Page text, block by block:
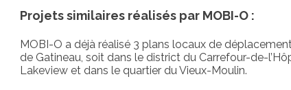
Projets similaires réalisés par MOBI-O :
MOBI-O a déjà réalisé 3 plans locaux de
de Gatineau, soit dans le district du Carrefour-de-
Lakeview et dans le quartier du Vieux-Moulin.